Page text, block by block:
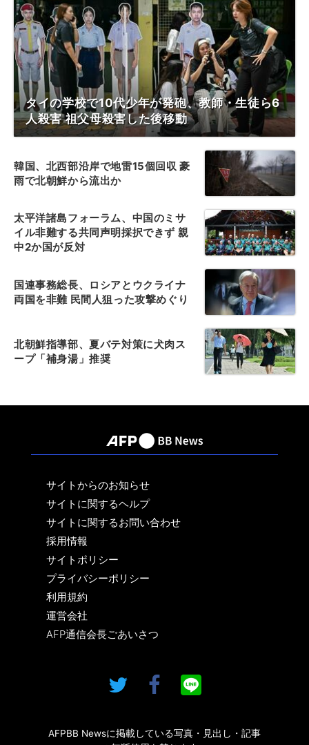
タイの学校で10代少年が発砲、教師・生徒ら6
人殺害 祖父母殺害した後移動
韓国、北西部沿岸で地雷15個回収 豪
雨で北朝鮮から流出か
太平洋諸島フォーラム、中国のミサ
イル非難する共同声明採択できず 親
中2か国が反対
国連事務総長、ロシアとウクライナ
両国を非難 民間人狙った攻撃めぐり
北朝鮮指導部、夏バテ対策に犬肉ス
ープ「補身湯」推奨
サイトからのお知らせ
サイトに関するヘルプ
サイトに関するお問い合わせ
採用情報
サイトポリシー
プライバシーポリシー
利用規約
運営会社
AFP通信会長ごあいさつ
AFPBB Newsに掲載している写真・見出し・記事